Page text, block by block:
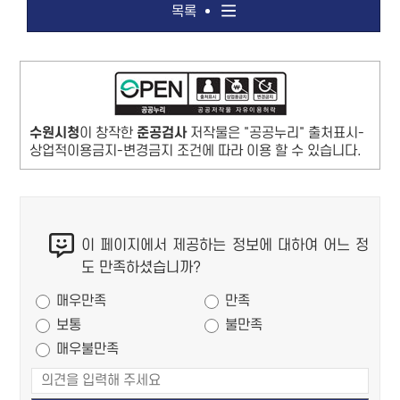
목록
수원시청이 창작한 준공검사저작물은 "공공누리" 출처표시-
상업적이용금지-변경금지 조건에 따라 이용 할 수 있습니다.
텐
만
족
도
조
사
이 페이지에서 제공하는 정보에 대하여 어느 정
도 만족하셨습니까?
매우만족
만족
보통
불만족
매우불만족